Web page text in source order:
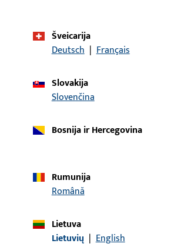
štiftas LI30/LA60
štiftas LI30/LA80
Šveicarija
Deutsch | Français
Slovakija
Slovenčina
Bosnija ir Hercegovina
Rumunija
Română
Lietuva
Lietuvių | English